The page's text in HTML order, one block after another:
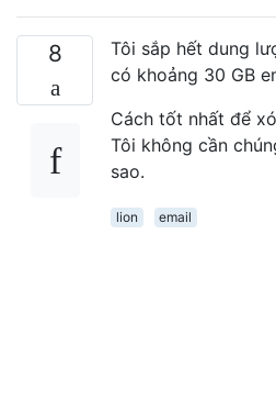
8
Tôi sắp hết dung
có khoảng 30 GB
Cách tốt nhất để
Tôi không cần
sao.
lion
email